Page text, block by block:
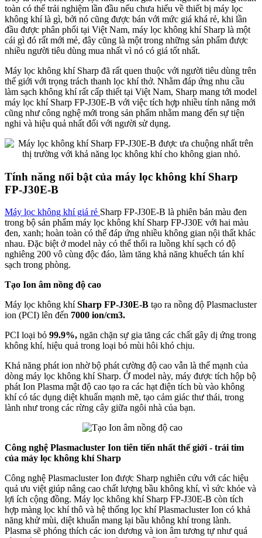
toàn có thể trải nghiệm lần đầu nếu chưa hiểu về thiết bị máy lọc
không khí là gì, bởi nó cũng được bán với mức giá khá rẻ, khi lần
đầu được phân phối tại Việt Nam, máy lọc không khí Sharp là một
cái gì đó rất mới mẻ, đây cũng là một trong những sản phẩm được
nhiều người tiêu dùng mua nhất vì nó có giá tốt nhất.
Máy lọc không khí Sharp đã rất quen thuộc với người tiêu dùng trên
thế giới với trọng trách thanh lọc khí thở. Nhằm đáp ứng nhu cầu
làm sạch không khí rất cấp thiết tại Việt Nam, Sharp mang tới model
máy lọc khí Sharp FP-J30E-B với việc tích hợp nhiều tính năng mới
cũng như công nghệ mới trong sản phẩm nhằm mang đến sự tiện
nghi và hiệu quả nhất đối với người sử dụng.
Tính năng nổi bật của máy lọc không khí Sharp
FP-J30E-B
Máy lọc không khí giá rẻ Sharp FP-J30E-B là phiên bản màu đen
trong bộ sản phẩm máy lọc không khí Sharp FP-J30E với hai màu
đen, xanh; hoàn toàn có thể đáp ứng nhiều không gian nội thất khác
nhau. Đặc biệt ở model này có thể thổi ra luồng khí sạch có độ
nghiêng 200 vô cùng độc đáo, làm tăng khả năng khuếch tán khí
sạch trong phòng.
Tạo Ion âm nồng độ cao
Máy lọc không khíSharp FP-J30E-B tạo ra nồng độ Plasmacluster
ion (PCI) lên đến 7000 ion/cm3.
PCI loại bỏ 99.9%, ngăn chặn sự gia tăng các chất gây dị ứng trong
không khí, hiệu quả trong loại bỏ mùi hôi khó chịu.
Khả năng phát ion nhờ bộ phát cường độ cao vẫn là thế mạnh của
dòng máy lọc không khí Sharp. Ở model này, máy được tích hộp bộ
phát Ion Plasma mật độ cao tạo ra các hạt điện tích bù vào không
khí có tác dụng diệt khuẩn mạnh mẽ, tạo cảm giác thư thái, trong
lành như trong các rừng cây giữa ngôi nhà của bạn.
Công nghệ Plasmacluster Ion tiên tiến nhất thế giới - trái tim
của máy lọc không khí Sharp
Công nghệ Plasmacluster Ion được Sharp nghiên cứu với các hiệu
quả ưu việt giúp nâng cao chất lượng bầu không khí, vì sức khỏe và
lợi ích cộng đồng. Máy lọc không khí Sharp FP-J30E-B còn tích
hợp màng lọc khí thô và hệ thống lọc khí Plasmacluster Ion có khả
năng khử mùi, diệt khuẩn mang lại bầu không khí trong lành.
Plasma sẽ phóng thích các ion dương và ion âm tương tự như quá